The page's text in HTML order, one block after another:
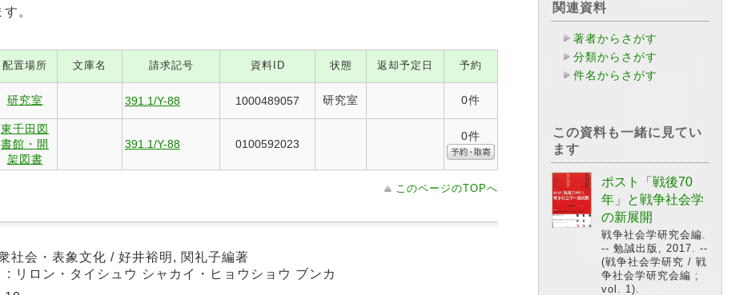
。
配置場所 文庫名 請求記号 資料ID 状態 返却予定日 予約
研究室 391.1/Y-88 1000489057 研究室 0件
東千田図
書館・開
架図書
391.1/Y-88 0100592023
0件
このページのTOPへ
社会・表象文化 / 好井裕明, 関礼子編著
: リロン・タイシュウ シャカイ・ヒョウショウ ブンカ
関連資料
著者からさがす
分類からさがす
件名からさがす
この資料も一緒に見てい
ます
ポスト「戦後70
年」と戦争社会学
の新展開
戦争社会学研究会編.
-- 勉誠出版, 2017. --
(戦争社会学研究 / 戦
争社会学研究会編 ;
vol. 1).